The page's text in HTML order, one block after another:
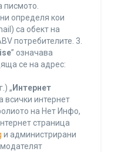
писмото.
определя кои
са обект на
потребителите. 3.
” означава
се на адрес:
„ Интернет
всички интернет
на Нет Инфо,
страница
и администрирани